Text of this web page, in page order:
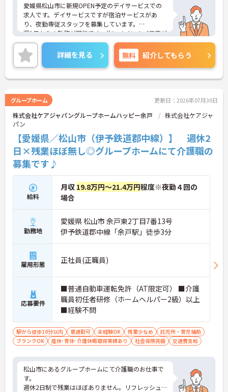
愛媛県松山市に新規OPEN予定のデイサービスでの
求人です。デイサービスですが宿泊サービスがあ
り、夜勤専従スタッフを募集しています。
週1日からの勤務が可能です。他にメインのご予定が
ある方にお勧めの働き方です☆
ご興味のある方には、面接対策ポイントなど、さら
に詳細をご案内しますのでお気軽にご相談くださ
い！
詳細を見る 無料 紹介してもらう
グループホーム 更新日：2026年07月30日
株式会社ケアジャパングループホームハッピー余戸
株式会社ケアジャ
パン
【愛媛県／松山市（伊予鉄道郡中線）】 週休2
日×残業ほぼ無し◎グループホームにて介護職の
募集です♪
給料
月収 19.8万円～21.4万円程度※夜勤４回の
場合
勤務地
愛媛県 松山市 余戸東2丁目7番13号
伊予鉄道郡中線「余戸駅」徒歩3分
雇用形態 正社員(正職員)
応募要件
■普通自動車運転免許（AT限定可） ■介護
職員初任者研修（ホームヘルパー2級）以上
■経験不問
駅から徒歩10分以内 車通勤可 未経験OK 残業少なめ
託児所・育児補助
ブランクOK
産休･育休･介護休暇取得実績あり 社会保険完備 交通費支給
松山市にあるグループホームにて介護職のお仕事で
す。
週休2日制で残業はほぼありません。リフレッシュ